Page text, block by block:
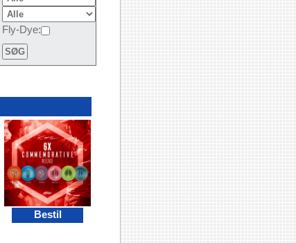
Fly-Dye:
Bestil